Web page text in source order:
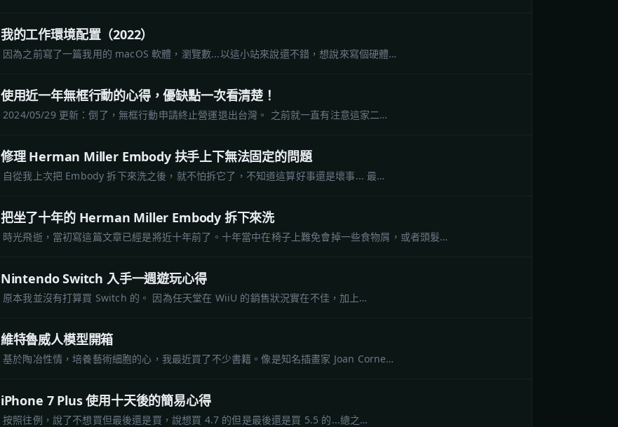
我的工作環境配置（2022）
因為之前寫了一篇我用的 macOS 軟體，瀏覽數...以這小站來說還不錯，想說來寫個硬體…
使用近一年無框行動的心得，優缺點一次看清楚！
2024/05/29 更新：倒了，無框行動申請終止營運退出台灣。 之前就一直有注意這家二…
修理 Herman Miller Embody 扶手上下無法固定的問題
自從我上次把 Embody 拆下來洗之後，就不怕拆它了，不知道這算好事還是壞事... 最…
把坐了十年的 Herman Miller Embody 拆下來洗
時光飛逝，當初寫這篇文章已經是將近十年前了。十年當中在椅子上難免會掉一些食物屑，或者頭髮…
Nintendo Switch 入手一週遊玩心得
原本我並沒有打算買 Switch 的。 因為任天堂在 WiiU 的銷售狀況實在不佳，加上…
維特魯威人模型開箱
基於陶冶性情，培養藝術細胞的心，我最近買了不少書籍。像是知名插畫家 Joan Corne…
iPhone 7 Plus 使用十天後的簡易心得
按照往例，說了不想買但最後還是買，說想買 4.7 的但是最後還是買 5.5 的...總之…